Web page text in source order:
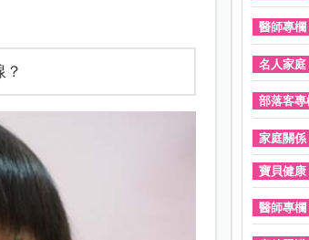
醫師專欄
名人家庭
部落客專
家庭關係
寶貝健康
醫師專欄